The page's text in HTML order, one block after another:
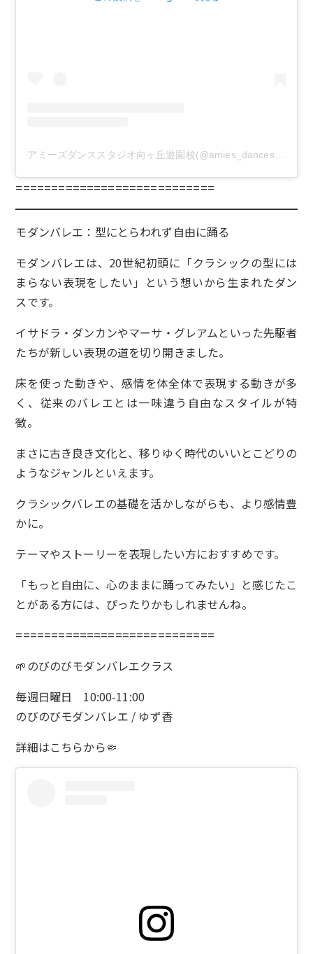
アミーズダンススタジオ向ヶ丘遊園校(@amies_dancestudio)がシェアした投稿
============================
モダンバレエ：型にとらわれず自由に踊る
モダンバレエは、20世紀初頭に「クラシックの型には
まらない表現をしたい」という想いから生まれたダン
スです。
イサドラ・ダンカンやマーサ・グレアムといった先駆者
たちが新しい表現の道を切り開きました。
床を使った動きや、感情を体全体で表現する動きが多
く、従来のバレエとは一味違う自由なスタイルが特
徴。
まさに古き良き文化と、移りゆく時代のいいとこどりの
ようなジャンルといえます。
クラシックバレエの基礎を活かしながらも、より感情豊
かに。
テーマやストーリーを表現したい方におすすめです。
「もっと自由に、心のままに踊ってみたい」と感じたこ
とがある方には、ぴったりかもしれませんね。
============================
🌱のびのびモダンバレエクラス
毎週日曜日 10:00-11:00
のびのびモダンバレエ / ゆず香
詳細はこちらから🤏